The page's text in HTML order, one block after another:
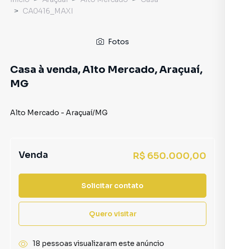
CA0416_MAXI
Fotos
Casa à venda, Alto Mercado, Araçuaí,
MG
Alto Mercado - Araçuaí/MG
Venda R$ 650.000,00
Solicitar contato
Quero visitar
18 pessoas visualizaram este anúncio